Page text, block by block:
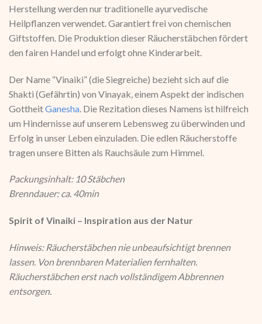
Herstellung werden nur traditionelle ayurvedische
Heilpflanzen verwendet. Garantiert frei von chemischen
Giftstoffen. Die Produktion dieser Räucherstäbchen fördert
den fairen Handel und erfolgt ohne Kinderarbeit.
Der Name “Vinaiki” (die Siegreiche) bezieht sich auf die
Shakti (Gefährtin) von Vinayak, einem Aspekt der indischen
GottheitGanesha . Die Rezitation dieses Namens ist hilfreich
um Hindernisse auf unserem Lebensweg zu überwinden und
Erfolg in unser Leben einzuladen. Die edlen Räucherstoffe
tragen unsere Bitten als Rauchsäule zum Himmel.
Packungsinhalt: 10 Stäbchen
Brenndauer: ca. 40min
Spirit of Vinaiki – Inspiration aus der Natur
Hinweis: Räucherstäbchen nie unbeaufsichtigt brennen
lassen. Von brennbaren Materialien fernhalten.
Räucherstäbchen erst nach vollständigem Abbrennen
entsorgen.